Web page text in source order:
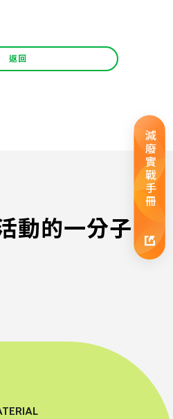
減廢實戰手冊
返回
動的一分子